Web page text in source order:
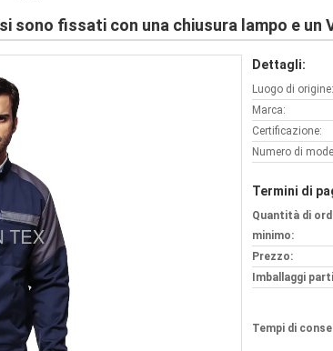
sono fissati con una chiusura lampo e un
Dettagli:
Luogo di origine:
Marca:
Certificazione:
Numero di
Termini di
Quantità di
minimo:
Prezzo:
Imballaggi
Tempi di